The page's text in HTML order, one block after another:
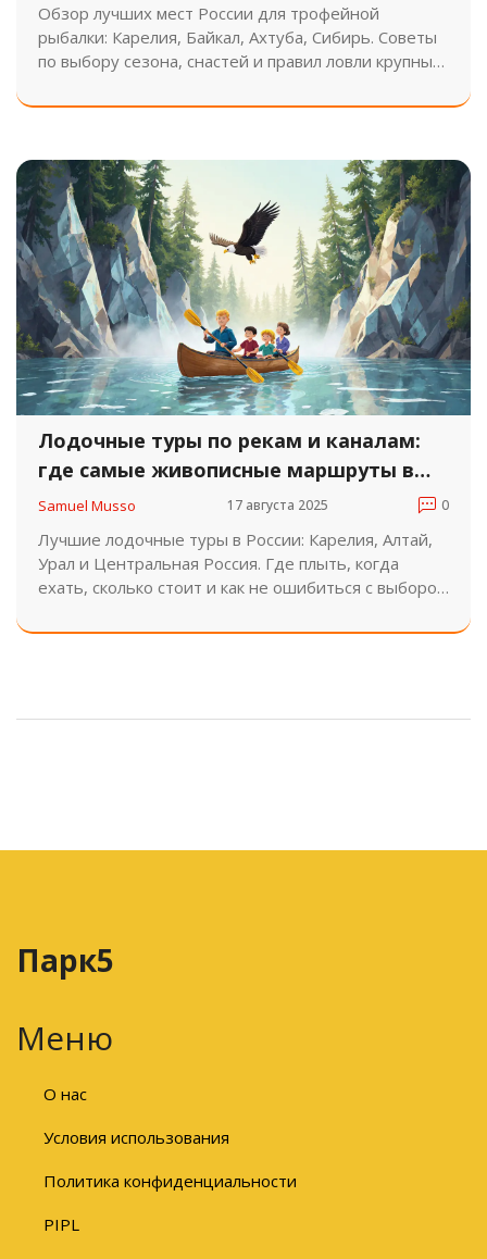
Обзор лучших мест России для трофейной
рыбалки: Карелия, Байкал, Ахтуба, Сибирь. Советы
по выбору сезона, снастей и правил ловли крупных
Лодочные туры по рекам и каналам:
где самые живописные маршруты в
России
Samuel Musso 17 августа 2025 0
Лучшие лодочные туры в России: Карелия, Алтай,
Урал и Центральная Россия. Где плыть, когда
ехать, сколько стоит и как не ошибиться с выбором
Парк5
Меню
О нас
Условия использования
Политика конфиденциальности
PIPL